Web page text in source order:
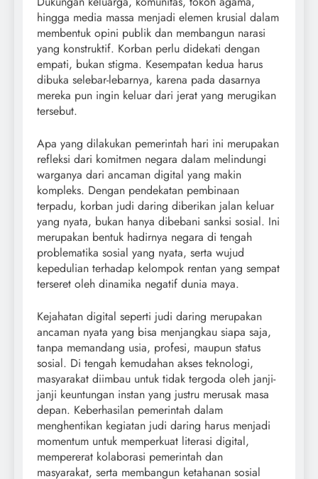
hingga media massa menjadi elemen krusial dalam
membentuk opini publik dan membangun narasi
yang konstruktif. Korban perlu didekati dengan
empati, bukan stigma. Kesempatan kedua harus
dibuka selebar-lebarnya, karena pada dasarnya
mereka pun ingin keluar dari jerat yang merugikan
tersebut.
Apa yang dilakukan pemerintah hari ini merupakan
refleksi dari komitmen negara dalam melindungi
warganya dari ancaman digital yang makin
kompleks. Dengan pendekatan pembinaan
terpadu, korban judi daring diberikan jalan keluar
yang nyata, bukan hanya dibebani sanksi sosial. Ini
merupakan bentuk hadirnya negara di tengah
problematika sosial yang nyata, serta wujud
kepedulian terhadap kelompok rentan yang sempat
terseret oleh dinamika negatif dunia maya.
Kejahatan digital seperti judi daring merupakan
ancaman nyata yang bisa menjangkau siapa saja,
tanpa memandang usia, profesi, maupun status
sosial. Di tengah kemudahan akses teknologi,
masyarakat diimbau untuk tidak tergoda oleh janji-
janji keuntungan instan yang justru merusak masa
depan. Keberhasilan pemerintah dalam
menghentikan kegiatan judi daring harus menjadi
momentum untuk memperkuat literasi digital,
mempererat kolaborasi pemerintah dan
masyarakat, serta membangun ketahanan sosial